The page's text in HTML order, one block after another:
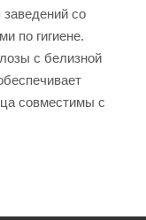
со
по гигиене.
с белизной
совместимы с